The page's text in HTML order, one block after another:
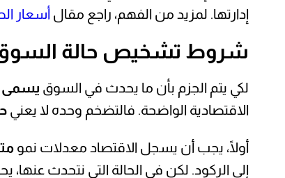
إدارتها. لمزيد من الفهم، راجع مقال أسعار
شروط تشخيص حالة السوق
لكي يتم الجزم بأن ما يحدث في السوق يسمى
الاقتصادية الواضحة. فالتضخم وحده لا يعني
أولًا، يجب أن يسجل الاقتصاد معدلات نمو
إلى الركود. لكن في الحالة التي نتحدث